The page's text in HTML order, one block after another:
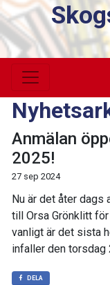
Anmälan
2025!
27 sep 2024
Nu är det åter dags
till Orsa Grönklitt
vanligt är det sista
infaller den
DELA